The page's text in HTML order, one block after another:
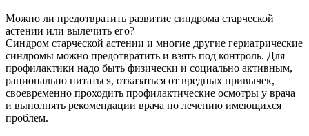
Можно ли предотвратить развитие синдрома старческой
астении или вылечить его?
Синдром старческой астении и многие другие гериатрические
синдромы можно предотвратить и взять под контроль. Для
профилактики надо быть физически и социально активным,
рационально питаться, отказаться от вредных привычек,
своевременно проходить профилактические осмотры у врача
и выполнять рекомендации врача по лечению имеющихся
проблем.